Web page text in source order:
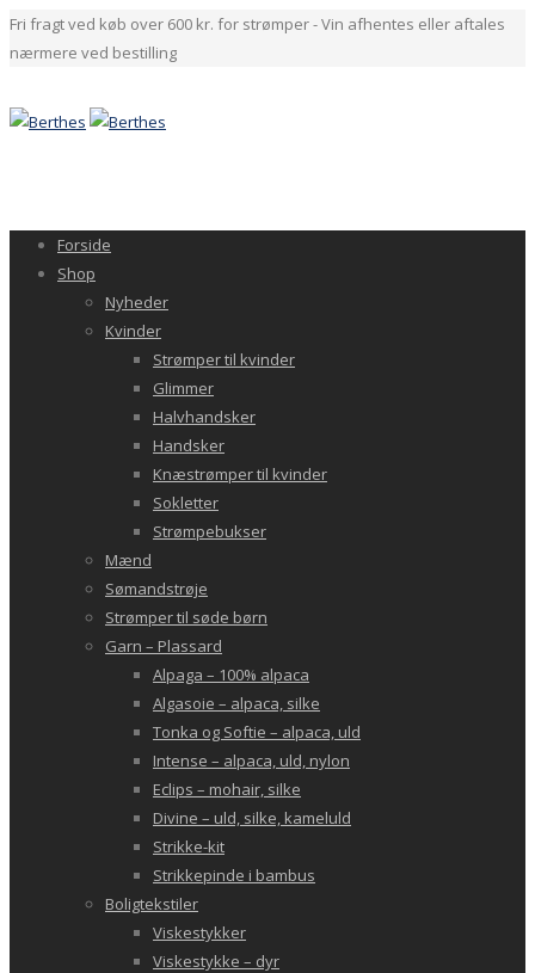
Fri fragt ved køb over 600 kr. for strømper - Vin afhentes eller aftales
nærmere ved bestilling
Forside
Shop
Nyheder
Kvinder
Strømper til kvinder
Glimmer
Halvhandsker
Handsker
Knæstrømper til kvinder
Sokletter
Strømpebukser
Mænd
Sømandstrøje
Strømper til søde børn
Garn – Plassard
Alpaga – 100% alpaca
Algasoie – alpaca, silke
Tonka og Softie – alpaca, uld
Intense – alpaca, uld, nylon
Eclips – mohair, silke
Divine – uld, silke, kameluld
Strikke-kit
Strikkepinde i bambus
Boligtekstiler
Viskestykker
Viskestykke – dyr